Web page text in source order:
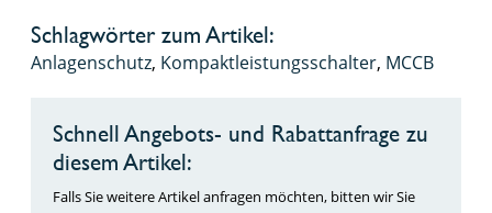
Schlagwörter zum Artikel:
Anlagenschutz, Kompaktleistungsschalter, MCCB
Schnell Angebots- und Rabattanfrage zu
diesem Artikel:
Falls Sie weitere Artikel anfragen möchten, bitten wir Sie